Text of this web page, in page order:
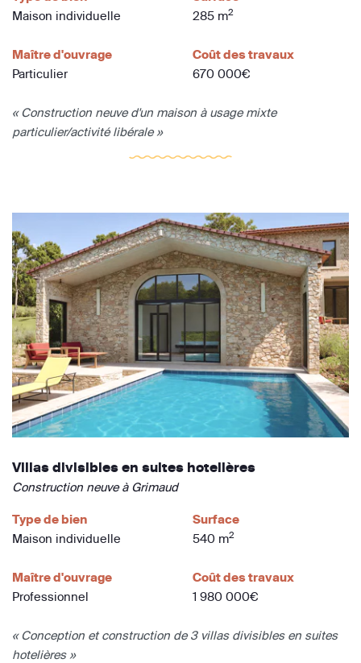
Maison individuelle
285 m2
Maître d'ouvrage
Particulier
Coût des travaux
670 000€
« Construction neuve d'un maison à usage mixte
particulier/activité libérale »
Villas divisibles en suites hotelières
Construction neuve à Grimaud
Type de bien
Maison individuelle
Surface
540 m2
Maître d'ouvrage
Professionnel
Coût des travaux
1 980 000€
« Conception et construction de 3 villas divisibles en suites
hotelières »